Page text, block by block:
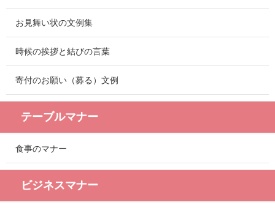
お見舞い状の文例集
時候の挨拶と結びの言葉
寄付のお願い（募る）文例
テーブルマナー
食事のマナー
ビジネスマナー